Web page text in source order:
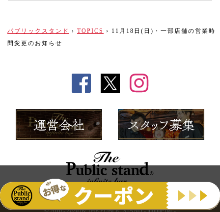
パブリックスタンド › TOPICS › 11月18日(日)・一部店舗の営業時
間変更のお知らせ